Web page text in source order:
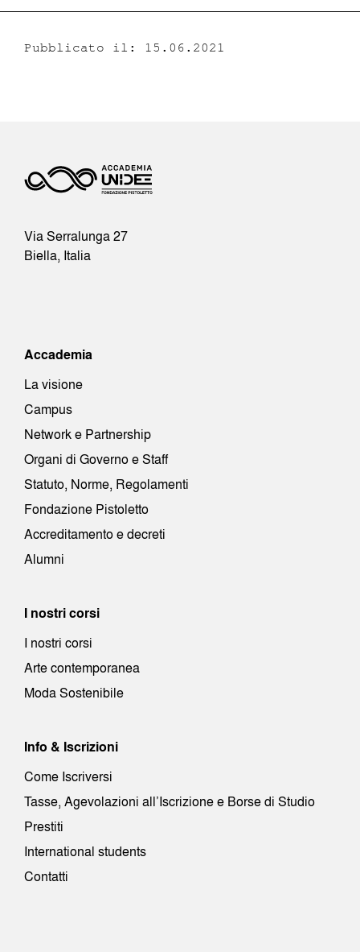
Pubblicato il: 15.06.2021
Via Serralunga 27
Biella, Italia
Accademia
La visione
Campus
Network e Partnership
Organi di Governo e Staff
Statuto, Norme, Regolamenti
Fondazione Pistoletto
Accreditamento e decreti
Alumni
I nostri corsi
I nostri corsi
Arte contemporanea
Moda Sostenibile
Info & Iscrizioni
Come Iscriversi
Tasse, Agevolazioni all’Iscrizione e Borse di Studio
Prestiti
International students
Contatti